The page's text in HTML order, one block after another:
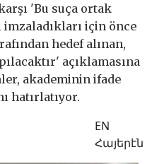
'Bu suça ortak
imzaladıkları için önce
hedef alınan,
açıklamasına
akademinin ifade
hatırlatıyor.
EN
Հայերէն